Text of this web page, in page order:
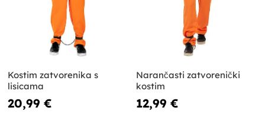
Kostim zatvorenika s
lisicama
20,99 €
Narančasti zatvorenički
kostim
12,99 €